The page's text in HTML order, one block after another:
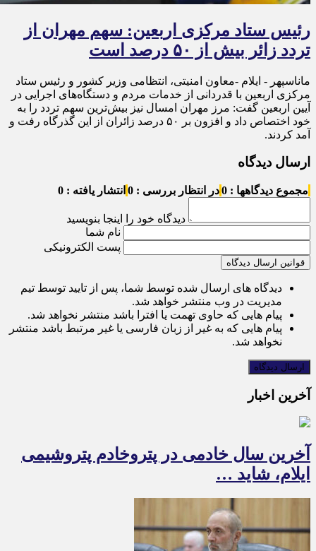
رئیس ستاد مرکزی اربعین: سهم مهران از
تردد زائر بیش از ۵۰ درصد است
ماناسپهر - ایلام -معاون امنیتی، انتظامی وزیر کشور و رئیس ستاد
مرکزی اربعین با قدردانی از خدمات مردم و دستگاه‌های اجرایی در
آیین اربعین گفت: مرز مهران امسال نیز بیش‌ترین سهم تردد را به
خود اختصاص داد و افزون بر ۵۰ درصد زائران از این گذرگاه رفت و
آمد کردند.
ارسال دیدگاه
مجموع دیدگاهها : 0 در انتظار بررسی : 0 انتشار یافته : 0
دیدگاه خود را اینجا بنویسید
نام شما
پست الکترونیکی
قوانین ارسال دیدگاه
دیدگاه های ارسال شده توسط شما، پس از تایید توسط تیم
مدیریت در وب منتشر خواهد شد.
پیام هایی که حاوی تهمت یا افترا باشد منتشر نخواهد شد.
پیام هایی که به غیر از زبان فارسی یا غیر مرتبط باشد منتشر
نخواهد شد.
آخرین اخبار
آخرین سال خادمی در پتروخادم پتروشیمی
ایلام، شاید …